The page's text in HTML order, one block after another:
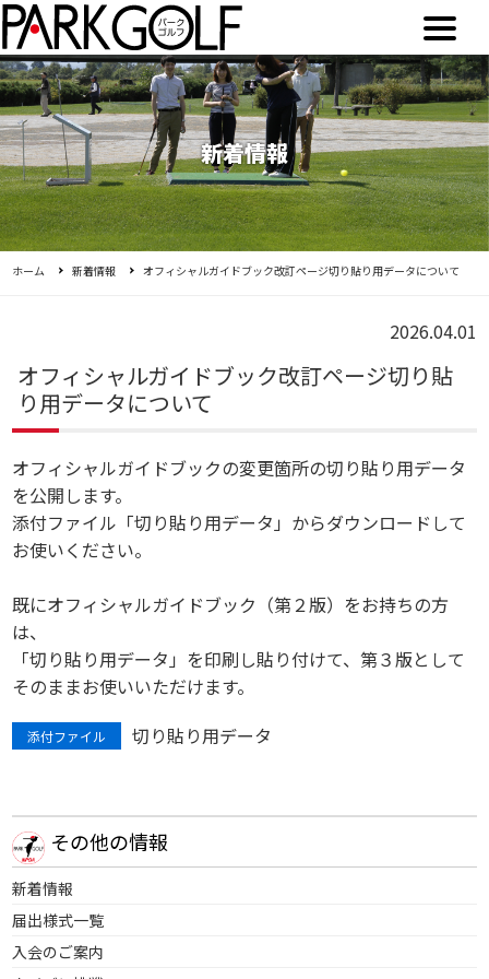
新着情報
ホーム 新着情報 オフィシャルガイドブック改訂ページ切り貼り用データについて
その他の情報
新着情報
届出様式一覧
入会のご案内
2026.04.01
オフィシャルガイドブック改訂ページ切り貼
り用データについて
オフィシャルガイドブックの変更箇所の切り貼り用データ
を公開します。
添付ファイル「切り貼り用データ」からダウンロードして
お使いください。
既にオフィシャルガイドブック（第２版）をお持ちの方
は、
「切り貼り用データ」を印刷し貼り付けて、第３版として
そのままお使いいただけます。
添付ファイル 切り貼り用データ